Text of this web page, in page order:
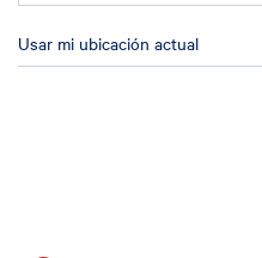
Usar mi ubicación actual